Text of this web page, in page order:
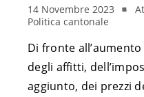
14 Novembre 2023
Politica cantonale
Di fronte
degli affitti,
aggiunto, dei prezzi